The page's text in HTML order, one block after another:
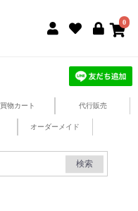
0
買物カート 代行販売
オーダーメイド
検索